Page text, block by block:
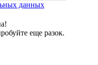
данных
еще разок.